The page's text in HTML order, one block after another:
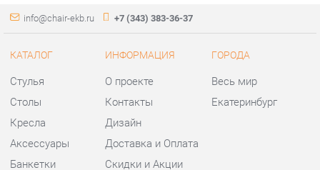
Аксессуары
Пуфы
Мини-Диваны
Комплектующие
Доставка и Оплата
Гарантия
Помощь
КОНТАКТЫ